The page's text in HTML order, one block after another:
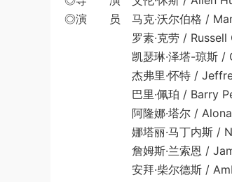
◎演 员 马克·沃尔伯格 /
罗素·克劳 / Russell
凯瑟琳·泽塔-琼斯 /
杰弗里·怀特 / Jeffrey
巴里·佩珀 / Barry
阿隆娜·塔尔 / Alona
娜塔丽·马丁内斯 /
詹姆斯·兰索恩 / James
安拜·柴尔德斯 /